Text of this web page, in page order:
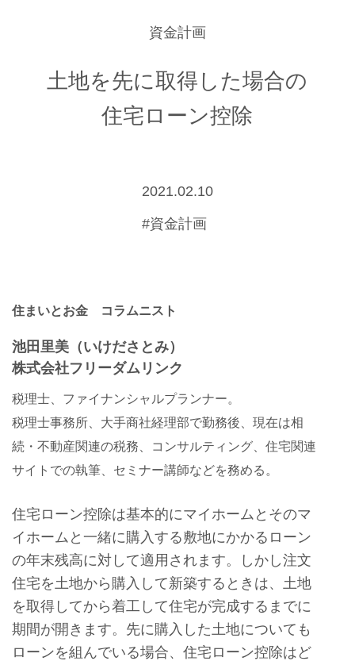
資金計画
土地を先に取得した場合の
住宅ローン控除
2021.02.10
#資金計画
住まいとお金 コラムニスト
池田里美（いけださとみ）
株式会社フリーダムリンク
税理士、ファイナンシャルプランナー。
税理士事務所、大手商社経理部で勤務後、現在は相
続・不動産関連の税務、コンサルティング、住宅関連
サイトでの執筆、セミナー講師などを務める。
住宅ローン控除は基本的にマイホームとそのマ
イホームと一緒に購入する敷地にかかるローン
の年末残高に対して適用されます。しかし注文
住宅を土地から購入して新築するときは、土地
を取得してから着工して住宅が完成するまでに
期間が開きます。先に購入した土地についても
ローンを組んでいる場合、住宅ローン控除はど